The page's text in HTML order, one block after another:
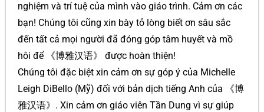
nghiệm và trí tuệ của mình vào giáo trình. Cảm ơn các
bạn! Chúng tôi cũng xin bày tỏ lòng biết ơn sâu sắc
đến tất cả mọi người đã đóng góp tâm huyết và mồ
hôi để 《博雅汉语》 được hoàn thiện!
Chúng tôi đặc biệt xin cảm ơn sự góp ý của Michelle
Leigh DiBello (Mỹ) đối với bản dịch tiếng Anh của 《博
雅汉语》. Xin cảm ơn giáo viên Tần Dung vì sự giúp